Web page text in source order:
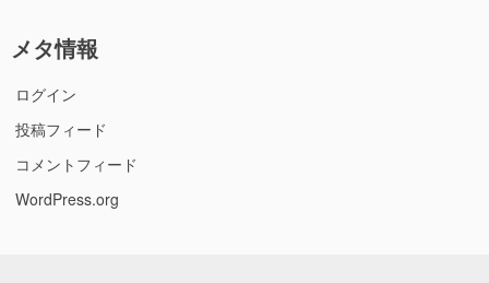
メタ情報
ログイン
投稿フィード
コメントフィード
WordPress.org